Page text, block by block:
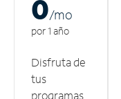
0/mo
por 1 año
Disfruta de
tus
programas